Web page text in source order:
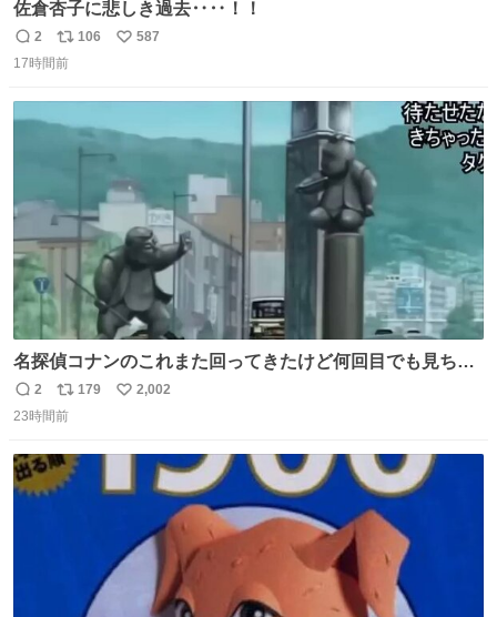
佐倉杏子に悲しき過去‥‥！！
返
信
2
リ
ポ
106
い
587
17時間前
名探偵コナンのこれまた回ってきたけど何回目でも見ちゃ
う魔力あるのよな
返
信
2
リ
ポ
ト
数
179
い
2,002
23時間前